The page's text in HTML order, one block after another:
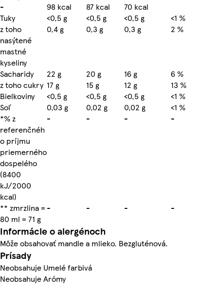
-
98 kcal 87 kcal
70 kcal
Tuky
<0,5 g <0,5 g <0,5 g
<1 %
z toho
nasýtené
mastné
kyseliny
0,4 g 0,3 g 0,3 g 2 %
Sacharidy 22 g 20 g 16 g
6 %
z toho cukry 17 g 15 g 12 g
13 %
Bielkoviny
<0,5 g <0,5 g <0,5 g
<1 %
Soľ
0,03 g 0,02 g 0,02 g
<1 %
*% z
referenčnéh
o príjmu
priemerného
dospelého
(8400
kJ/2000
kcal)
- - - -
** zmrzlina =
80 ml = 71 g
- - - -
Informácie o alergénoch
Môže obsahovať mandle a mlieko. Bezgluténová.
Prísady
Neobsahuje Umelé farbivá
Neobsahuje Arómy